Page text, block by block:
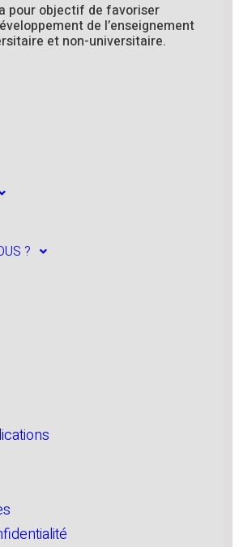
pour objectif de favoriser
de l’enseignement
et non-universitaire.
?